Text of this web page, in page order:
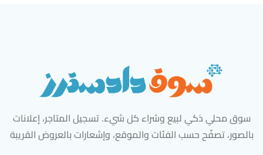
سوق محلي ذكي لبيع وشراء كل شيء. تسجيل المتاجر، إعلانات
بالصور، تصفّح حسب الفئات والموقع، وإشعارات بالعروض القريبة